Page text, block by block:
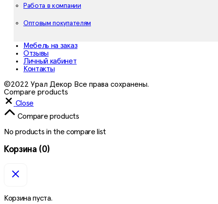
Работа в компании
Оптовым покупателям
Мебель на заказ
Отзывы
Личный кабинет
Контакты
©2022 Урал Декор Все права сохранены.
Compare products
Close
Compare products
No products in the compare list
Корзина (0)
Корзина пуста.